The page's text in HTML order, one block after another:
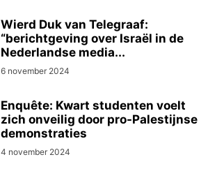
Wierd Duk van Telegraaf:
“berichtgeving over Israël in de
Nederlandse media...
6 november 2024
Enquête: Kwart studenten voelt
zich onveilig door pro-Palestijnse
demonstraties
4 november 2024